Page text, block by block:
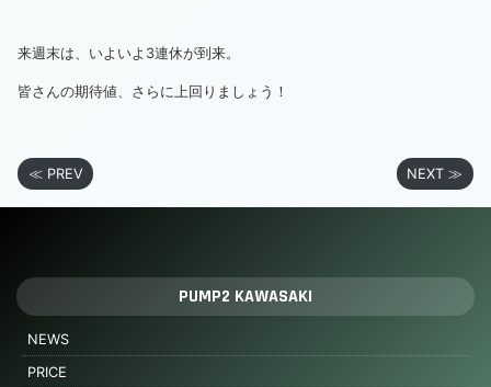
来週末は、いよいよ3連休が到来。
皆さんの期待値、さらに上回りましょう！
≪ PREV NEXT ≫
PUMP2 KAWASAKI
NEWS
PRICE